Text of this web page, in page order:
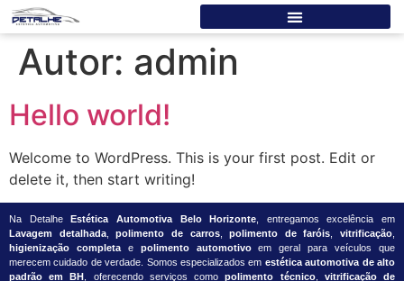
Autor: admin
Hello world!
Welcome to WordPress. This is your first post. Edit or
delete it, then start writing!
Na Detalhe Estética Automotiva Belo Horizonte , entregamos excelência em
Lavagem detalhada,polimento de carros,polimento de faróis vitrificação
higienização completae polimento automotivoem geral para veículos que
merecem cuidado de verdade. Somos especializados em estética automotiva de alto
padrão em BH
, oferecendo serviços comopolimento técnico, vitrificação de